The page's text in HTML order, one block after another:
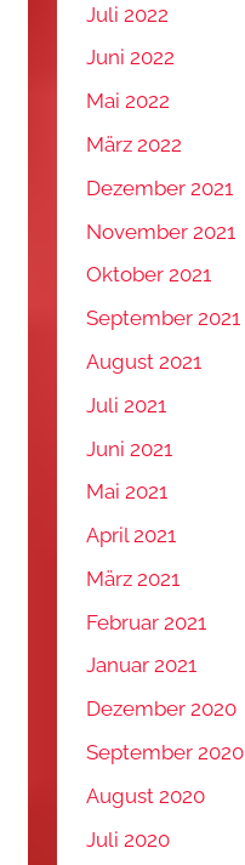
Juli 2022
Juni 2022
Mai 2022
März 2022
Dezember 2021
November 2021
Oktober 2021
September 2021
August 2021
Juli 2021
Juni 2021
Mai 2021
April 2021
März 2021
Februar 2021
Januar 2021
Dezember 2020
September 2020
August 2020
Juli 2020